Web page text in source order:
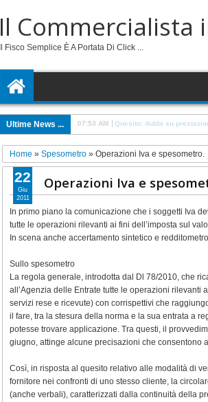
Il Commercialista
Il Fisco Semplice È A Portata Di Click ...
Ultime News ... 6:57 PM Quesito: cappella
Home »Spesometro »Operazioni Iva e spesometro.
Operazioni Iva e
In primo piano la comunicazione che i soggetti Iva
tutte le operazioni rilevanti ai fini dell’imposta sul
In scena anche accertamento sintetico e
Sullo spesometro
La regola generale, introdotta dal Dl 78/2010, che
all’Agenzia delle Entrate tutte le operazioni rilevanti
servizi rese e ricevute) con corrispettivi che
il fare, tra la stesura della norma e la sua entrata a
potesse trovare applicazione. Tra questi, il
giugno, attinge alcune precisazioni che consentono
Così, in risposta al quesito relativo alle modalità di
fornitore nei confronti di uno stesso cliente, la
(anche verbali), caratterizzati dalla continuità della
22
Giu
2011